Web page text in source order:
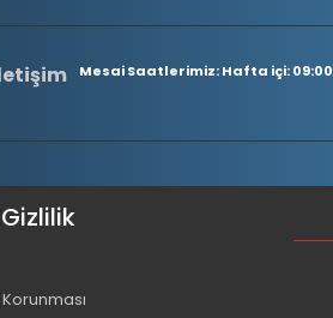
Mesai Saatlerimiz: Hafta içi: 09:00